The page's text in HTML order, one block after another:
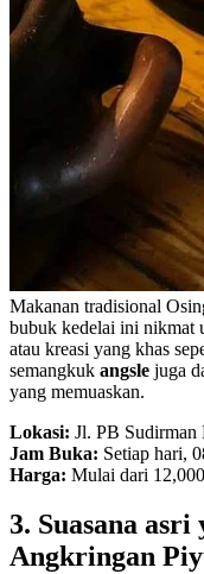
Makanan tradisional
bubuk kedelai ini nikmat
atau kreasi yang khas
semangkuk angsle juga
yang memuaskan.
Lokasi: Jl. PB Sudirman
Jam Buka: Setiap hari,
Harga: Mulai dari
3. Suasana
Angkringan